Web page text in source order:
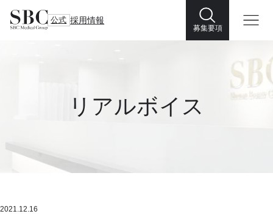
公式 採用情報
募集要項
リアルボイス
2021.12.16